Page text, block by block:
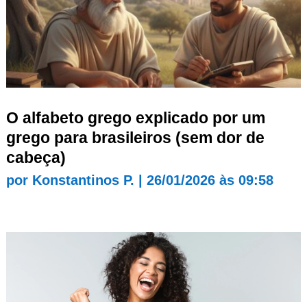
O alfabeto grego explicado por um
grego para brasileiros (sem dor de
cabeça)
por Konstantinos P. 26/01/2026 às 09:58